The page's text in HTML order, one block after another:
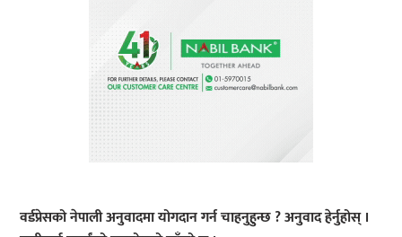
वर्डप्रेसको नेपाली अनुवादमा योगदान गर्न चाहनुहुन्छ ? अनुवाद हेर्नुहोस् ।